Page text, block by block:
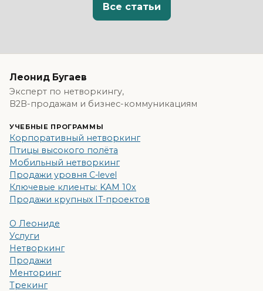
Все статьи
Леонид Бугаев
Эксперт по нетворкингу,
B2B-продажам и бизнес-коммуникациям
УЧЕБНЫЕ ПРОГРАММЫ
Корпоративный нетворкинг
Птицы высокого полёта
Мобильный нетворкинг
Продажи уровня C-level
Ключевые клиенты: KAM 10x
Продажи крупных IT-проектов
О Леониде
Услуги
Нетворкинг
Продажи
Менторинг
Трекинг